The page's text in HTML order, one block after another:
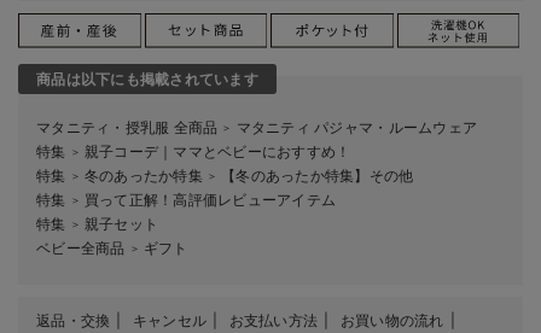
商品は以下にも掲載されています
マタニティ・授乳服 全商品 ＞
マタニティ パジャマ・ルームウェア
特集
＞ 親子コーデ｜ママとベビーにおすすめ！
特集
＞ 冬のあったか特集 ＞
【冬のあったか特集】その他
特集
＞ 買って正解！高評価レビューアイテム
特集
＞ 親子セット
ベビー全商品
＞ ギフト
返品・交換 キャンセル お支払い方法
お買い物の流れ